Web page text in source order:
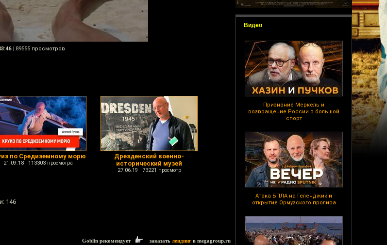
Видео
Признание Меркель и
возвращение России в большой
спорт
Атака БПЛА на Геленджик и
открытие Ормузского пролива
| 89555 просмотров
по Средиземному морю
21.09.18 113303 просмотра
Дрезденский военно-
исторический музей
27.06.19 73221 просмотр
146
Goblin рекомендует заказать лендинг в megagroup.ru